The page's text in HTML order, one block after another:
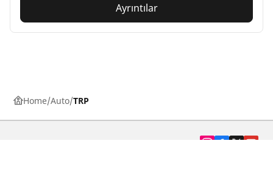
Ayrıntılar
Home Auto TRP